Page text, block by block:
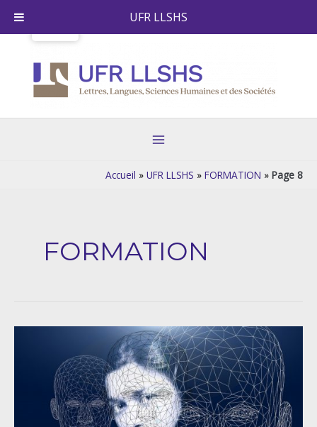
Menu
Accueil » UFR LLSHS » FORMATION » Page 8
FORMATION
Psychologie
UFR LLSHS